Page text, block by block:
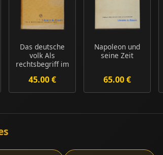
Das deutsche
volk Als
rechtsbegriff im
staatsrec...
45.00 €
Napoleon und
seine Zeit
65.00 €